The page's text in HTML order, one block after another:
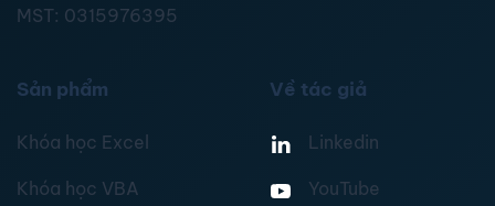
MST: 0315976395
Sản phẩm
Khóa học Excel
Khóa học VBA
Về tác giả
Linkedin
YouTube